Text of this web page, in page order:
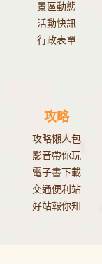
景區動態
活動快訊
行政表單
攻略
攻略懶人包
影音帶你玩
電子書下載
交通便利站
好站報你知